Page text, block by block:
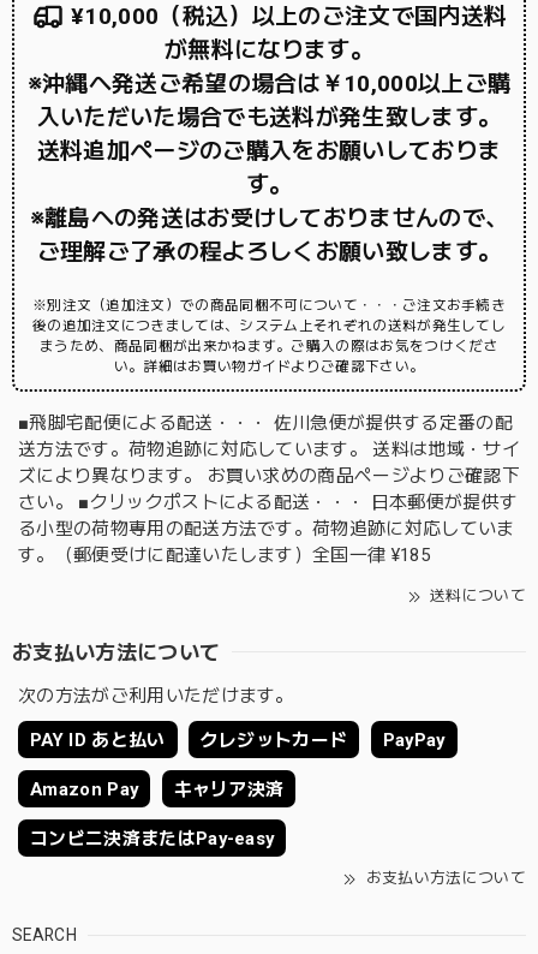
¥10,000（税込）以上のご注文で国内送料
が無料になります。
※沖縄へ発送ご希望の場合は￥10,000以上ご購
入いただいた場合でも送料が発生致します。
送料追加ページのご購入をお願いしておりま
す。
※離島への発送はお受けしておりませんので、
ご理解ご了承の程よろしくお願い致します。
※別注文（追加注文）での商品同梱不可について・・・ご注文お手続き
後の追加注文につきましては、システム上それぞれの送料が発生してし
まうため、商品同梱が出来かねます。ご購入の際はお気をつけくださ
い。詳細はお買い物ガイドよりご確認下さい。
■飛脚宅配便による配送・・・ 佐川急便が提供する定番の配
送方法です。荷物追跡に対応しています。 送料は地域・サイ
ズにより異なります。 お買い求めの商品ページよりご確認下
さい。 ■クリックポストによる配送・・・ 日本郵便が提供す
る小型の荷物専用の配送方法です。荷物追跡に対応していま
す。（郵便受けに配達いたします）全国一律 ¥185
送料について
お支払い方法について
次の方法がご利用いただけます。
PAY ID あと払い クレジットカード PayPay
Amazon Pay キャリア決済
コンビニ決済またはPay-easy
お支払い方法について
SEARCH